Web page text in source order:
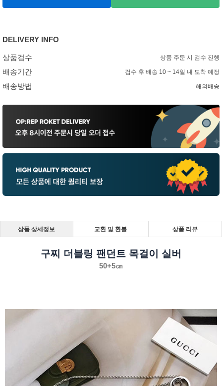
DELIVERY INFO
상품검수 상품 주문 시 검수 진행
배송기간 검수 후 배송 10 ~ 14일 내 도착 예정
배송방법 해외배송
상품 상세정보 교환 및 환불 상품 리뷰
구찌 더블링 팬던트 목걸이 실버
50+5㎝